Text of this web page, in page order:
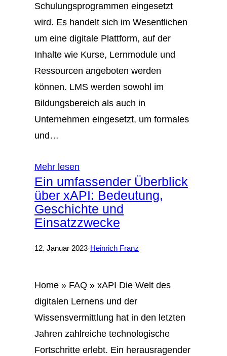
Schulungsprogrammen eingesetzt
wird. Es handelt sich im Wesentlichen
um eine digitale Plattform, auf der
Inhalte wie Kurse, Lernmodule und
Ressourcen angeboten werden
können. LMS werden sowohl im
Bildungsbereich als auch in
Unternehmen eingesetzt, um formales
und…
Mehr lesen
Ein umfassender Überblick
über xAPI: Bedeutung,
Geschichte und
Einsatzzwecke
12. Januar 2023·Heinrich Franz
Home » FAQ » xAPI Die Welt des
digitalen Lernens und der
Wissensvermittlung hat in den letzten
Jahren zahlreiche technologische
Fortschritte erlebt. Ein herausragender